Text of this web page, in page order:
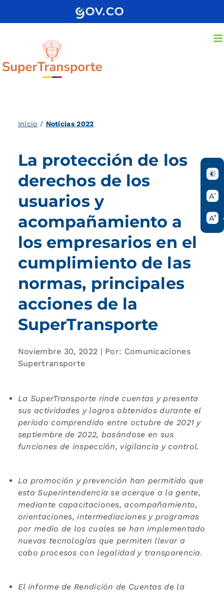
Inicio / Noticias 2022
La protección de los
derechos de los
usuarios y
acompañamiento a
los empresarios en el
cumplimiento de las
normas, principales
acciones de la
SuperTransporte
Noviembre 30, 2022 | Por: Comunicaciones
Supertransporte
La SuperTransporte rinde cuentas y presenta
sus actividades y logros obtenidos durante el
período comprendido entre octubre de 2021 y
septiembre de 2022, basándose en sus
funciones de inspección, vigilancia y control.
La promoción y prevención han permitido que
esta Superintendencia se acerque a la gente,
mediante capacitaciones, acompañamiento,
orientaciones, intermediaciones y programas
por medio de los cuales se han implementado
nuevas tecnologías que permiten llevar a
cabo procesos con legalidad y transparencia.
El informe de Rendición de Cuentas de la